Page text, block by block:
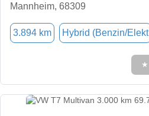
Mannheim, 68309
3.894 km Hybrid (Benzin/Elekt
★